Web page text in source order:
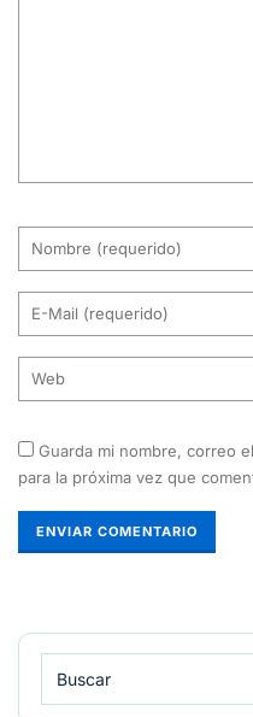
Guarda mi nombre, correo
para la próxima vez que